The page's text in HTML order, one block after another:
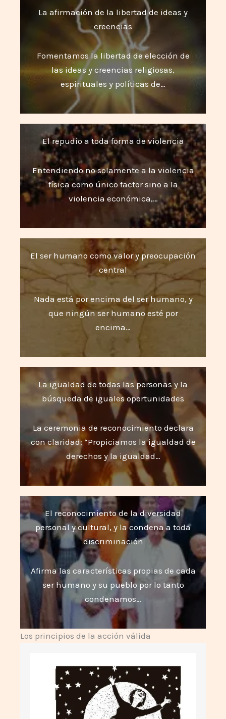
La afirmación de la libertad de ideas y
creencias
Fomentamos la libertad de elección de
las ideas y creencias religiosas,
espirituales y políticas de…
El repudio a toda forma de violencia
Entendiendo no solamente a la violencia
física como único factor sino a la
violencia económica,…
El ser humano como valor y preocupación
central
Nada está por encima del ser humano, y
que ningún ser humano esté por
encima…
La igualdad de todas las personas y la
búsqueda de iguales oportunidades
La ceremonia de reconocimiento declara
con claridad: “Propiciamos la igualdad de
derechos y la igualdad…
El reconocimiento de la diversidad
personal y cultural, y la condena a toda
discriminación
Afirma las características propias de cada
ser humano y su pueblo por lo tanto
condenamos…
Los principios de la acción válida